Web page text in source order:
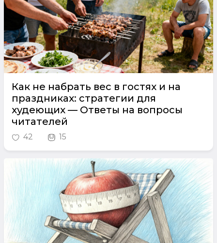
Как не набрать вес в гостях и на
праздниках: стратегии для
худеющих — Ответы на вопросы
читателей
42 15